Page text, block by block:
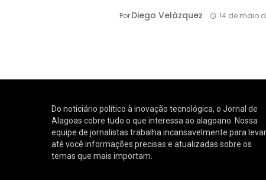
PorDiego Velázquez 14 de maio
Do noticiário político à inovação tecnológica, o Jornal de
Alagoas cobre tudo o que interessa ao alagoano. Nossa
equipe de jornalistas trabalha incansavelmente para levar
até você informações precisas e atualizadas sobre os
temas que mais importam.